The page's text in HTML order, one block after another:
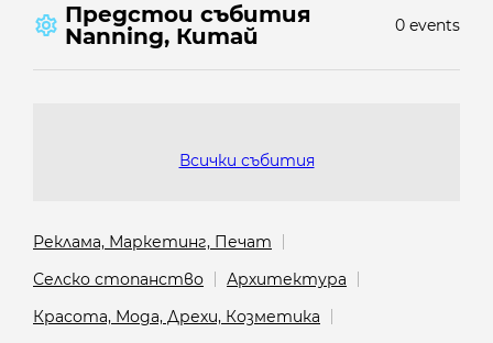
Предстои cъбития
Nanning, Китай
0 events
Всички събития
Реклама, Маркетинг, Печат
Селско стопанство
Архитектура
Красота, Мода, Дрехи, Козметика